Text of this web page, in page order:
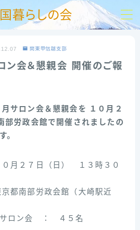
暮らしの会
関東甲信越支部
会＆懇親会 開催のご報
サロン会＆懇親会を １０月２
労政会館で開催されましたの
。
月２７日（日） １３時３０
都南部労政会館（大崎駅近
ン会 ： ４５名